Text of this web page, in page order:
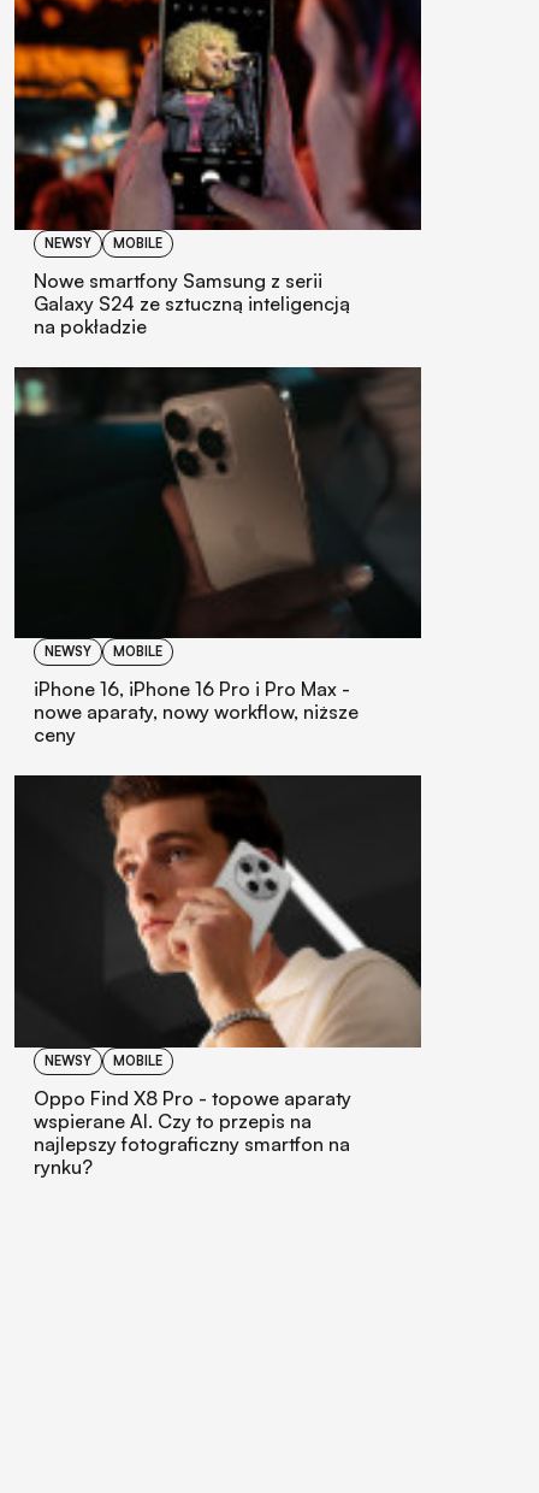
NEWSY MOBILE
Nowe smartfony Samsung z serii
Galaxy S24 ze sztuczną inteligencją
na pokładzie
NEWSY MOBILE
iPhone 16, iPhone 16 Pro i Pro Max -
nowe aparaty, nowy workflow, niższe
ceny
NEWSY MOBILE
Oppo Find X8 Pro - topowe aparaty
wspierane AI. Czy to przepis na
najlepszy fotograficzny smartfon na
rynku?